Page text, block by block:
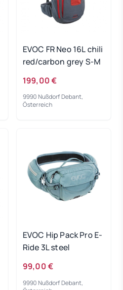
EVOC FR Neo 16L chili
red/carbon grey S-M
199,00 €
9990 Nußdorf Debant,
Österreich
EVOC Hip Pack Pro E-
Ride 3L steel
99,00 €
9990 Nußdorf Debant,